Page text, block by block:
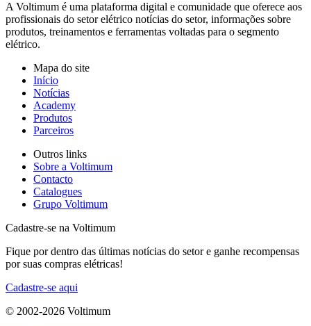
A Voltimum é uma plataforma digital e comunidade que oferece aos
profissionais do setor elétrico notícias do setor, informações sobre
produtos, treinamentos e ferramentas voltadas para o segmento
elétrico.
Mapa do site
Início
Notícias
Academy
Produtos
Parceiros
Outros links
Sobre a Voltimum
Contacto
Catalogues
Grupo Voltimum
Cadastre-se na Voltimum
Fique por dentro das últimas notícias do setor e ganhe recompensas
por suas compras elétricas!
Cadastre-se aqui
© 2002-2026 Voltimum